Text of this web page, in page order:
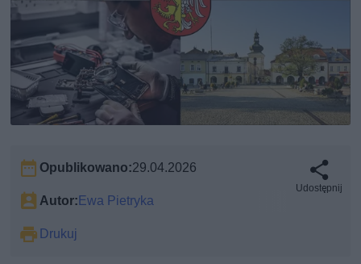
Opublikowano:29.04.2026
Autor: Ewa Pietryka
Drukuj
Udostępnij